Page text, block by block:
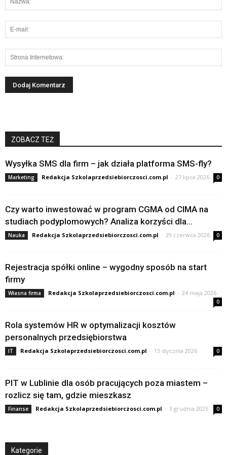
ZOBACZ TEŻ
Wysyłka SMS dla firm – jak działa platforma SMS-fly?
Marketing Redakcja Szkolaprzedsiebiorczosci.com.pl - 27 lipca 2026 0
Czy warto inwestować w program CGMA od CIMA na
studiach podyplomowych? Analiza korzyści dla...
Nauka Redakcja Szkolaprzedsiebiorczosci.com.pl - 29 czerwca 2026 0
Rejestracja spółki online – wygodny sposób na start
firmy
Własna firma Redakcja Szkolaprzedsiebiorczosci.com.pl - 24 maja 2026
0
Rola systemów HR w optymalizacji kosztów
personalnych przedsiębiorstwa
IT Redakcja Szkolaprzedsiebiorczosci.com.pl - 15 stycznia 2026 0
PIT w Lublinie dla osób pracujących poza miastem –
rozlicz się tam, gdzie mieszkasz
Finanse Redakcja Szkolaprzedsiebiorczosci.com.pl - 3 grudnia 2025 0
Kategorie